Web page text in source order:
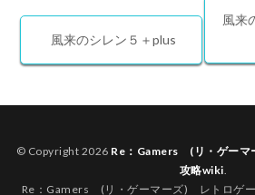
風来のシレン５＋plus
風来
© Copyright 2026 Re：Gamers (リ・ゲーマ
攻略wiki.
Re：Gamers (リ・ゲーマーズ) レトロゲ